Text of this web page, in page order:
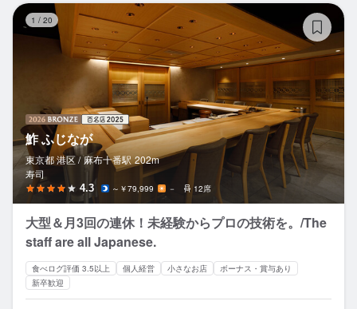
閲覧履歴
気になる求人
検索履歴・保存した条件
応募履歴
WEB履歴書
スカウト・メルマガ受信設定
ヘルプ・お問い合わせフォーム
掲載をご検討の店舗様へ
1 / 20
鮓 ふじなが
東京都 港区 / 麻布十番駅 202m
寿司
4.3 ～￥79,999 － 12席
大型＆月3回の連休！未経験からプロの技術を。/The
staff are all Japanese.
食べログ評価 3.5以上 個人経営 小さなお店
ボーナス・賞与あり
新卒歓迎